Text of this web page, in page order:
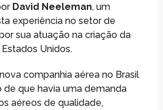
David Neeleman, um
experiência no setor de
sua atuação na criação da
Unidos.
companhia aérea no Brasil
que havia uma demanda
aéreos de qualidade,